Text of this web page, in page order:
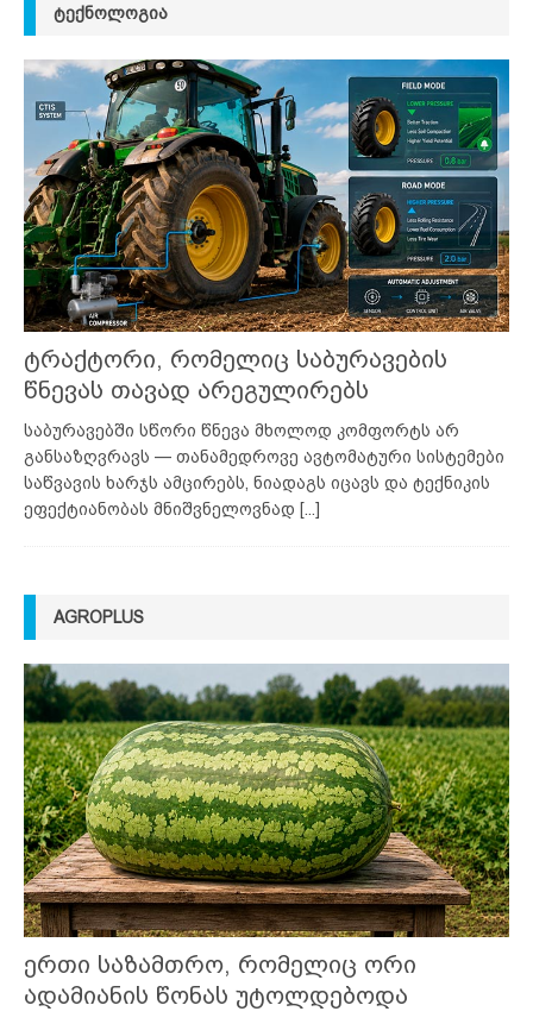
ᲢᲔᲥᲜᲝᲚᲝᲒᲘᲐ
ტრაქტორი, რომელიც საბურავების
წნევას თავად არეგულირებს
საბურავებში სწორი წნევა მხოლოდ კომფორტს არ
განსაზღვრავს — თანამედროვე ავტომატური სისტემები
საწვავის ხარჯს ამცირებს, ნიადაგს იცავს და ტექნიკის
ეფექტიანობას მნიშვნელოვნად [...]
AGROPLUS
ერთი საზამთრო, რომელიც ორი
ადამიანის წონას უტოლდებოდა